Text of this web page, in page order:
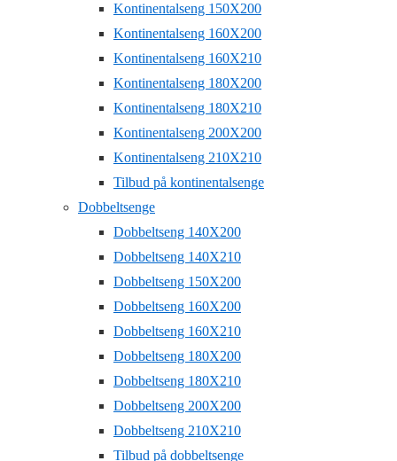
Kontinentalseng 150X200
Kontinentalseng 160X200
Kontinentalseng 160X210
Kontinentalseng 180X200
Kontinentalseng 180X210
Kontinentalseng 200X200
Kontinentalseng 210X210
Tilbud på kontinentalsenge
Dobbeltsenge
Dobbeltseng 140X200
Dobbeltseng 140X210
Dobbeltseng 150X200
Dobbeltseng 160X200
Dobbeltseng 160X210
Dobbeltseng 180X200
Dobbeltseng 180X210
Dobbeltseng 200X200
Dobbeltseng 210X210
Tilbud på dobbeltsenge